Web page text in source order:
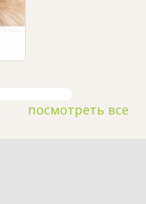
посмотреть все